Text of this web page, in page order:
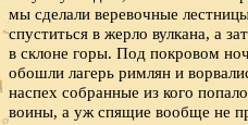
мы сделали веревочные
спуститься в жерло вулкана, а
в склоне горы. Под покровом
обошли лагерь римлян и
наспех собранные из кого
воины, а уж спящие вообще не